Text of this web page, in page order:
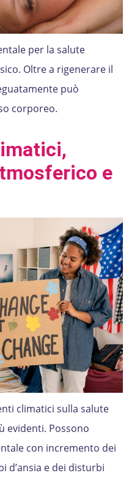
per la salute
Oltre a rigenerare il
può
corporeo.
e
climatici sulla salute
evidenti. Possono
con incremento dei
d’ansia e dei disturbi